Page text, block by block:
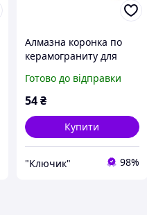
Алмазна коронка по
керамограниту для
1541141
Готово до відправки
54 ₴
Купити
"Ключик" 98%